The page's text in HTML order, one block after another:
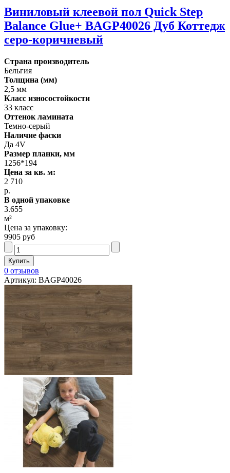
Виниловый клеевой пол Quick Step
Balance Glue+ BAGP40026 Дуб Коттедж
серо-коричневый
Страна производитель
Бельгия
Толщина (мм)
2,5 мм
Класс износостойкости
33 класс
Оттенок ламината
Темно-серый
Наличие фаски
Да 4V
Размер планки, мм
1256*194
Цена за кв. м:
2 710
р.
В одной упаковке
3.655
м²
Цена за упаковку:
9905 руб
0 отзывов
Артикул: BAGP40026